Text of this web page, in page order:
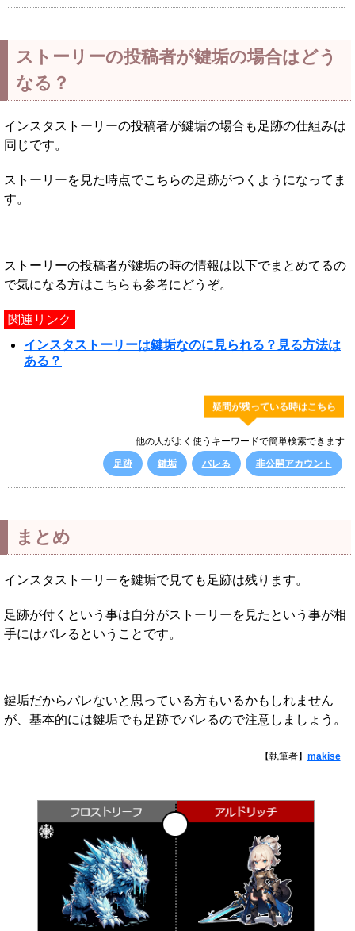
ストーリーの投稿者が鍵垢の場合はどう
なる？
インスタストーリーの投稿者が鍵垢の場合も足跡の仕組みは
同じです。
ストーリーを見た時点でこちらの足跡がつくようになってま
す。
ストーリーの投稿者が鍵垢の時の情報は以下でまとめてるの
で気になる方はこちらも参考にどうぞ。
関連リンク
インスタストーリーは鍵垢なのに見られる？見る方法は
ある？
疑問が残っている時はこちら
他の人がよく使うキーワードで簡単検索できます
足跡
鍵垢 バレる 非公開アカウント
まとめ
インスタストーリーを鍵垢で見ても足跡は残ります。
足跡が付くという事は自分がストーリーを見たという事が相
手にはバレるということです。
鍵垢だからバレないと思っている方もいるかもしれません
が、基本的には鍵垢でも足跡でバレるので注意しましょう。
【執筆者】 makise